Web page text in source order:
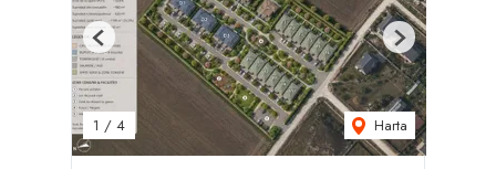
1 / 4 Harta
Previous Next